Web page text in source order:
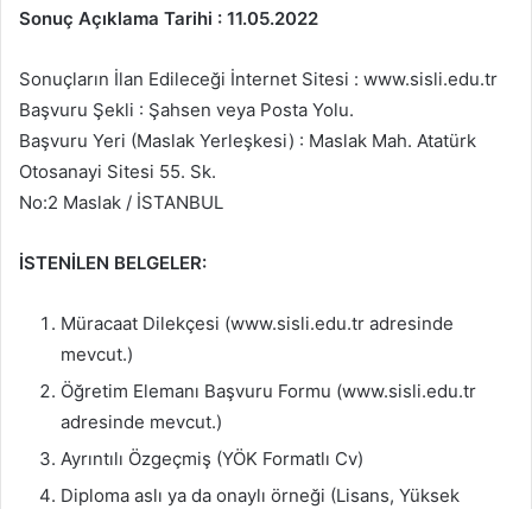
Sonuç Açıklama Tarihi : 11.05.2022
Sonuçların İlan Edileceği İnternet Sitesi : www.sisli.edu.tr
Başvuru Şekli : Şahsen veya Posta Yolu.
Başvuru Yeri (Maslak Yerleşkesi) : Maslak Mah. Atatürk
Otosanayi Sitesi 55. Sk.
No:2 Maslak / İSTANBUL
İSTENİLEN BELGELER:
Müracaat Dilekçesi (www.sisli.edu.tr adresinde
mevcut.)
Öğretim Elemanı Başvuru Formu (www.sisli.edu.tr
adresinde mevcut.)
Ayrıntılı Özgeçmiş (YÖK Formatlı Cv)
Diploma aslı ya da onaylı örneği (Lisans, Yüksek